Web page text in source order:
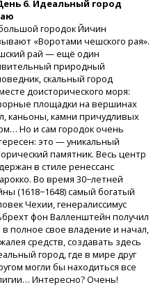
6. Идеальный город
городок Йичин
«Воротами чешского рая».
рай — ещё один
природный
скальный город
доисторического моря:
площ­адки на вершинах
каньоны, камни пр­ичудливых
Но и сам городок оче­нь
это — уникальный
памятник. Весь центр
в стиле ренессанс
Во время 30−летней
(1618−1648) самый богатый
Чехии, генералисси­мус
фон Вал­ленштейн получил
в полное свое владе­ние и начал,
средств, создавать здесь
гор­од, где в мире друг
могли бы на­ходиться все
Интересно? Очень!